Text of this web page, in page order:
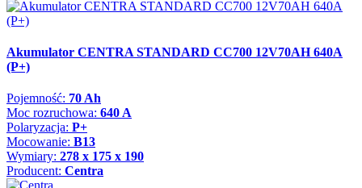
Akumulator CENTRA STANDARD CC700 12V70AH 640A
(P+)
Pojemność: 70 Ah
Moc rozruchowa: 640 A
Polaryzacja: P+
Mocowanie: B13
Wymiary: 278 x 175 x 190
Producent: Centra